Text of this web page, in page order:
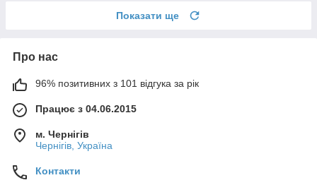
Показати ще
Про нас
96% позитивних з 101 відгука за рік
Працює з 04.06.2015
м. Чернігів
Чернігів, Україна
Контакти